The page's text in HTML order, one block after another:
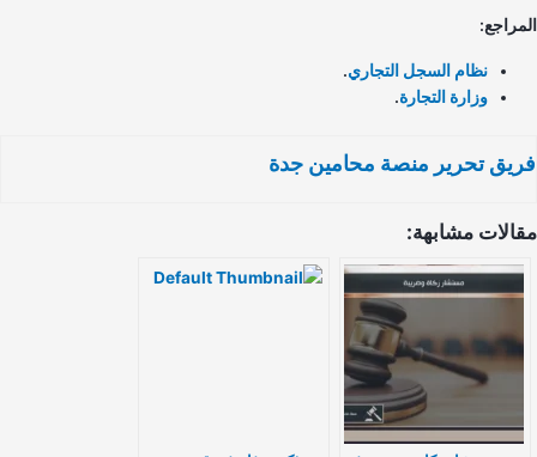
نظام السجل التجاري.
وزارة التجارة .
تحرير منصة محامين جدة
مشابهة: